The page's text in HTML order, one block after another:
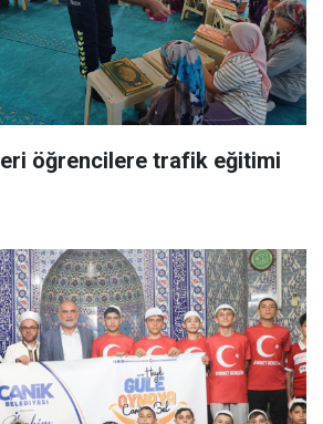
öğrencilere trafik eğitimi